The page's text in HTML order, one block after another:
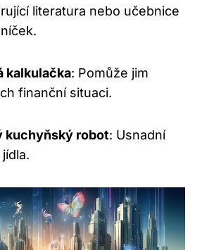
literatura nebo učebnice
kalkulačka: Pomůže jim
finanční situaci.
kuchyňský robot: Usnadní